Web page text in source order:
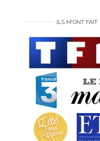
ILS M’ONT FAIT